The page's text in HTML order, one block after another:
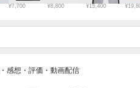
¥7,700 ¥8,800 ¥15,400
感想・評価・動画配信